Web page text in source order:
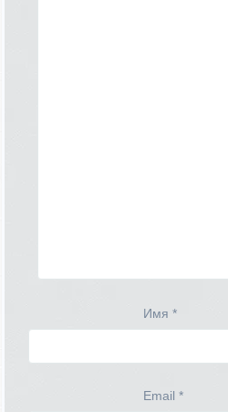
Имя *
Email *